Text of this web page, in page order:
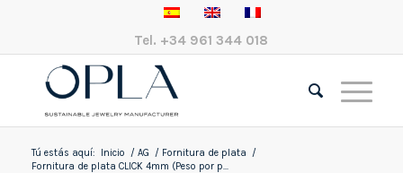
Tel. +34 961 344 018
Tú estás aquí: Inicio / AG / Fornitura de plata
/
Fornitura de plata CLICK 4mm (Peso por p...